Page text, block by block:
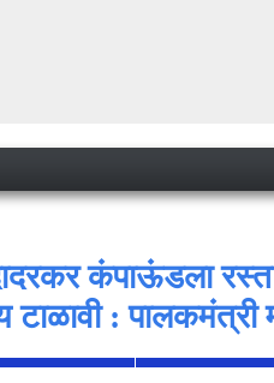
कंपाऊंडला
टाळावी : पालकमंत्री